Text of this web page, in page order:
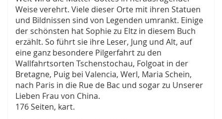
Weise verehrt. Viele dieser Orte mit ihren Statuen
und Bildnissen sind von Legenden umrankt. Einige
der schönsten hat Sophie zu Eltz in diesem Buch
erzählt. So führt sie ihre Leser, Jung und Alt, auf
eine ganz besondere Pilgerfahrt zu den
Wallfahrtsorten Tschenstochau, Folgoat in der
Bretagne, Puig bei Valencia, Werl, Maria Schein,
nach Paris in die Rue de Bac und sogar zu Unserer
Lieben Frau von China.
176 Seiten, kart.